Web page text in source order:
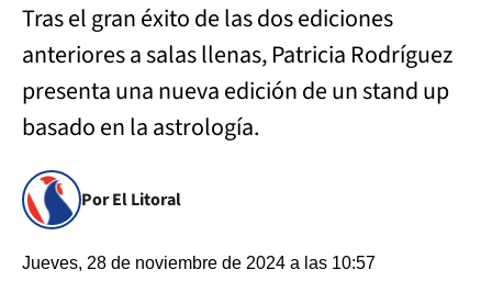
Tras el gran éxito de las dos ediciones
anteriores a salas llenas, Patricia Rodríguez
presenta una nueva edición de un stand up
basado en la astrología.
Por El Litoral
Jueves, 28 de noviembre de 2024 a las 10:57